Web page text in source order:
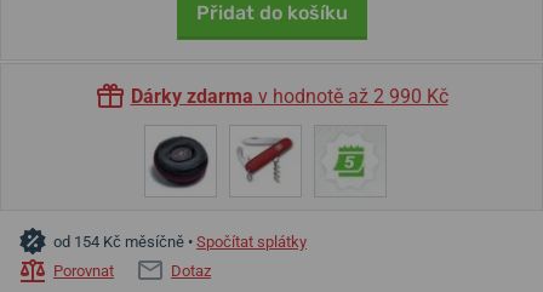
Přidat do košíku
Dárky zdarma v hodnotě až 2 990 Kč
od 154 Kč měsíčně • Spočítat splátky
Porovnat
Dotaz